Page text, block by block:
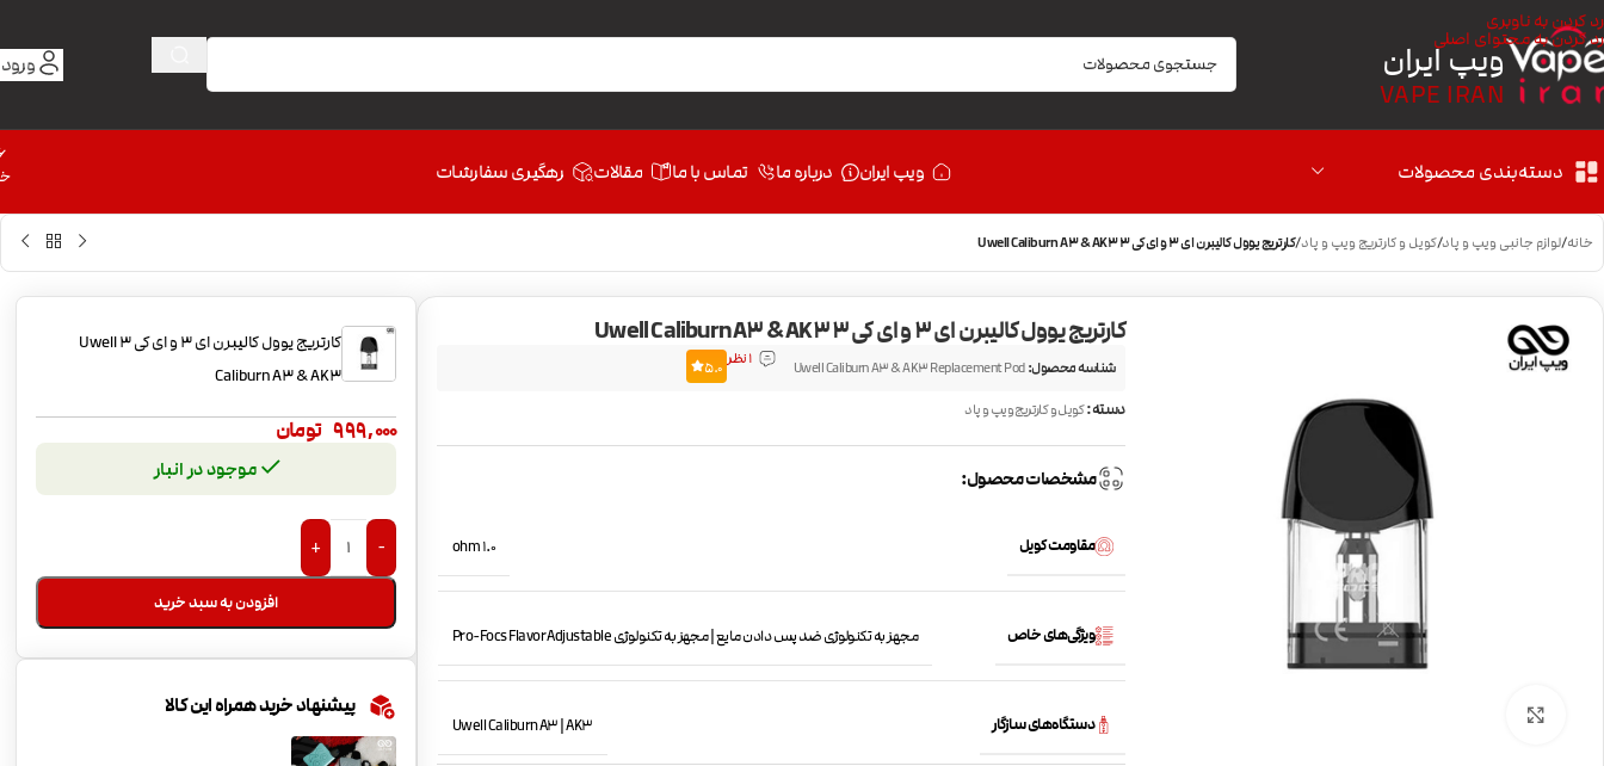
رد کردن به ناوبری
رد کردن به محتوای اصلی
ویپ ایران
VAPE IRAN
دسته‌بندی محصولات ویپ ایران درباره ما تماس با ما مقالات رهگیری سفارشات
خانه/لوازم جانبی ویپ و پاد/کویل و کارتریج ویپ و پاد/کارتریج یوول کالیبرن ای 3 و ای کی 3 Uwell Caliburn A3 & AK3
کارتریج یوول کالیبرن ای 3 و ای کی 3 Uwell Caliburn A3 & AK3
شناسه محصول:Uwell Caliburn A3 & AK3 Replacement Pod 1 نظر 5.0
دسته:کویل و کارتریج ویپ و پاد
مشخصات محصول:
مقاومت کویل 1.0 ohm
ویژگی‌های خاص مجهز به تکنولوژی ضد پس دادن مایع | مجهز به تکنولوژی Pro-Focs Flavor Adjustable
دستگاه‌های سازگار Uwell Caliburn A3 | AK3
کارتریج یوول کالیبرن ای 3 و ای کی 3 Uwell
Caliburn A3 & AK3
999,000 تومان
موجود در انبار
-
+
افزودن به سبد خرید
پیشنهاد خرید همراه این کالا